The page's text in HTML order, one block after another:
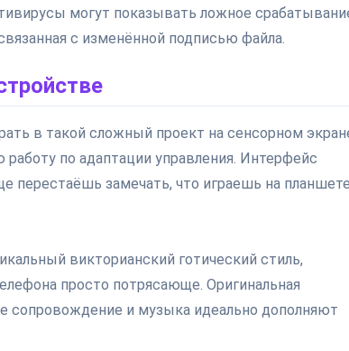
могут показывать ложное
с изменённой подписью файла.
в такой сложный проект на сенсорном
работу по адаптации управления. Интерфейс
перестаёшь замечать, что играешь на
викторианский готический стиль,
просто потрясающе. Оригинальная
сопровождение и музыка идеально дополняют